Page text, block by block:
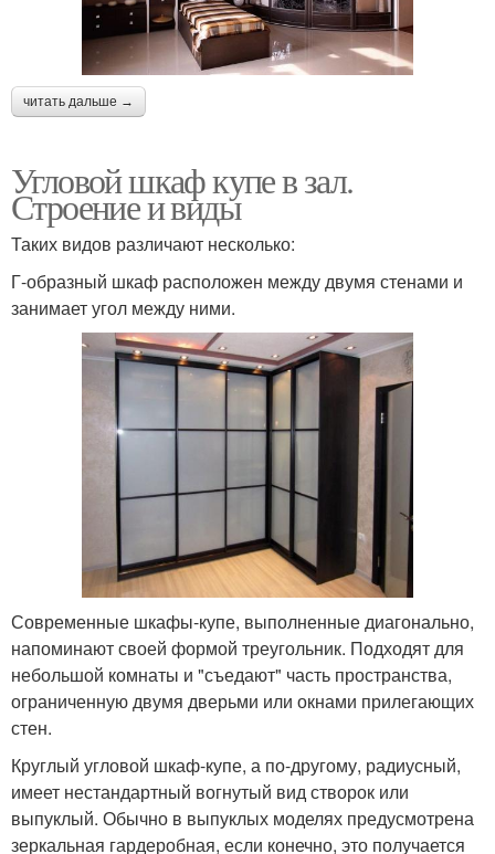
читать дальше →
Угловой шкаф купе в зал.
Строение и виды
Таких видов различают несколько:
Г-образный шкаф расположен между двумя стенами и
занимает угол между ними.
Современные шкафы-купе, выполненные диагонально,
напоминают своей формой треугольник. Подходят для
небольшой комнаты и "съедают" часть пространства,
ограниченную двумя дверьми или окнами прилегающих
стен.
Круглый угловой шкаф-купе, а по-другому, радиусный,
имеет нестандартный вогнутый вид створок или
выпуклый. Обычно в выпуклых моделях предусмотрена
зеркальная гардеробная, если конечно, это получается